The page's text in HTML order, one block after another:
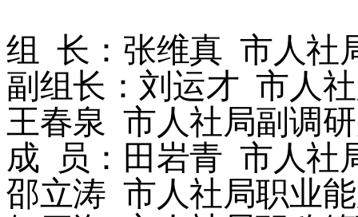
组 长：张维真 市人社
副组长：刘运才 市人
王春泉 市人社局副调
成
员：田岩青 市人社
邵立涛 市人社局职业